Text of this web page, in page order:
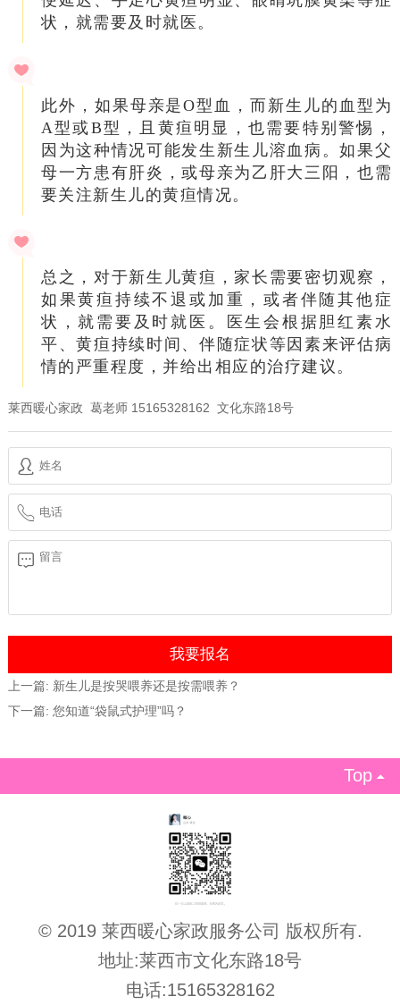
状，就需要及时就医。
此外，如果母亲是O型血，而新生儿的血型为
A型或B型，且黄疸明显，也需要特别警惕，
因为这种情况可能发生新生儿溶血病。如果父
母一方患有肝炎，或母亲为乙肝大三阳，也需
要关注新生儿的黄疸情况。
总之，对于新生儿黄疸，家长需要密切观察，
如果黄疸持续不退或加重，或者伴随其他症
状，就需要及时就医。医生会根据胆红素水
平、黄疸持续时间、伴随症状等因素来评估病
情的严重程度，并给出相应的治疗建议。
莱西暖心家政 葛老师 15165328162 文化东路18号
上一篇: 新生儿是按哭喂养还是按需喂养？
下一篇: 您知道“袋鼠式护理”吗？
Top
© 2019 莱西暖心家政服务公司 版权所有.
地址:莱西市文化东路18号
电话:15165328162